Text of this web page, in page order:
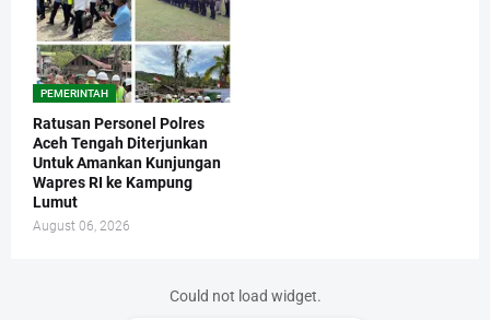
PEMERINTAH
Ratusan Personel Polres
Aceh Tengah Diterjunkan
Untuk Amankan Kunjungan
Wapres RI ke Kampung
Lumut
August 06, 2026
Could not load widget.